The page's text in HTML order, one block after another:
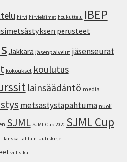
hirvi hirvieläimet houkuttelu IBEP
perusteet
Jäkkärä jäsenpalvelut jäsenseurat
kokoukset koulutus
lainsäädäntö media
metsästystapahtuma nuoli
SJML SJML-Cup 2020 SJML Cup
Tanska tähtäin Uutiskirje
villisika